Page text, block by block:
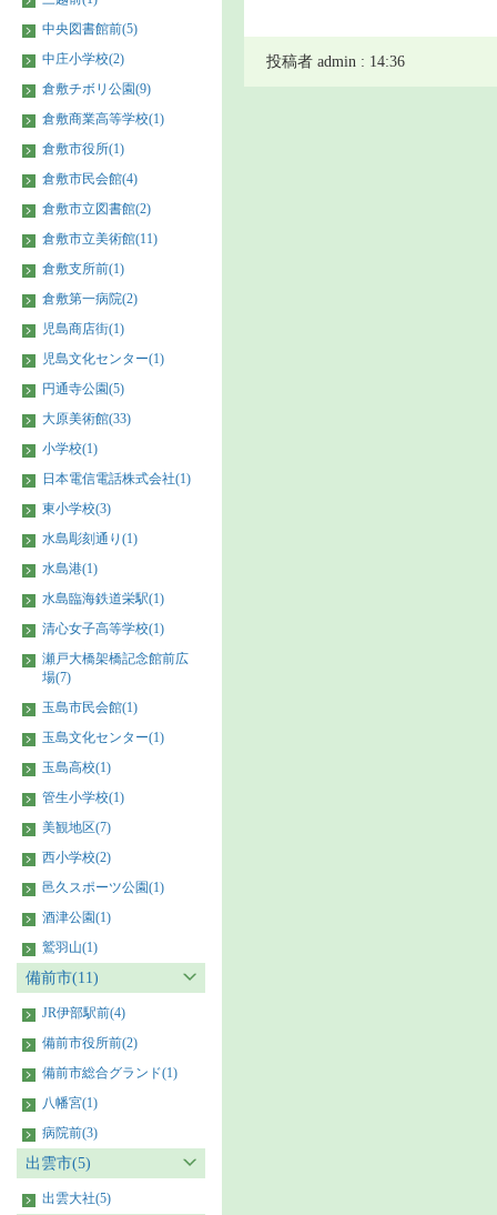
投稿者 admin : 14:36
中央図書館前(5)
中庄小学校(2)
倉敷チボリ公園(9)
倉敷商業高等学校(1)
倉敷市役所(1)
倉敷市民会館(4)
倉敷市立図書館(2)
倉敷市立美術館(11)
倉敷支所前(1)
倉敷第一病院(2)
児島商店街(1)
児島文化センター(1)
円通寺公園(5)
大原美術館(33)
小学校(1)
日本電信電話株式会社(1)
東小学校(3)
水島彫刻通り(1)
水島港(1)
水島臨海鉄道栄駅(1)
清心女子高等学校(1)
瀬戸大橋架橋記念館前広
場(7)
玉島市民会館(1)
玉島文化センター(1)
玉島高校(1)
管生小学校(1)
美観地区(7)
西小学校(2)
邑久スポーツ公園(1)
酒津公園(1)
鷲羽山(1)
備前市(11)
JR伊部駅前(4)
備前市役所前(2)
備前市総合グランド(1)
八幡宮(1)
病院前(3)
出雲市(5)
出雲大社(5)